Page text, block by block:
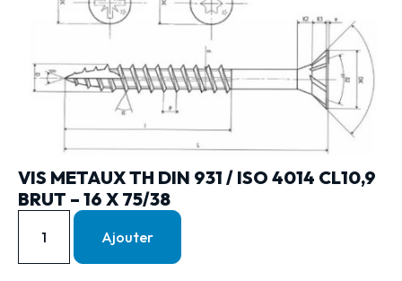
VIS METAUX TH DIN 931 / ISO 4014 CL10,9
BRUT – 16 X 75/38
Ajouter